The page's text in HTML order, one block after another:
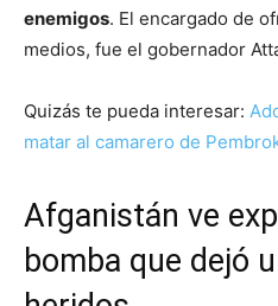
enemigos. El encargado de
medios, fue el gobernador
Quizás te pueda interesar:
matar al camarero de
Afganistán ve
bomba que dejó